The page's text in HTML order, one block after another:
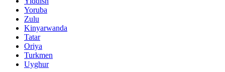
Yoruba
Zulu
Kinyarwanda
Tatar
Oriya
Turkmen
Uyghur